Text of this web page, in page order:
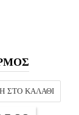
ΣΤΟ ΚΑΛΆΘΙ